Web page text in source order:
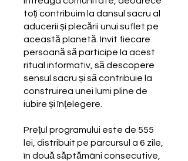
toți contribuim la dansul sacru al
aducerii și plecării unui suflet pe
această planetă. Invit fiecare
persoană să participe la acest
ritual informativ, să descopere
sensul sacru și să contribuie la
construirea unei lumi pline de
iubire și înțelegere.
Prețul programului este de 555
lei, distribuit pe parcursul a 6 zile,
în două săptămâni consecutive,